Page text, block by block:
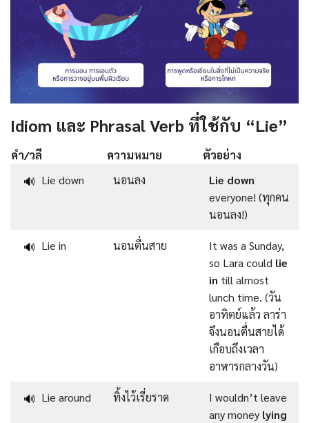
Idiom และ Phrasal Verb ที่ใช้กับ “Lie”
คำ/วลี ความหมาย
ตัวอย่าง
🔊 Lie down นอนลง
Lie down
everyone! (ทุกคน
นอนลง!)
🔊 Lie in นอนตื่นสาย
It was a Sunday,
so Lara could lie
in till almost
lunch time. (วัน
อาทิตย์แล้ว ลาร่า
จึงนอนตื่นสายได้
เกือบถึงเวลา
อาหารกลางวัน)
🔊 Lie around ทิ้งไว้เรี่ยราด
I wouldn’t leave
any money lying